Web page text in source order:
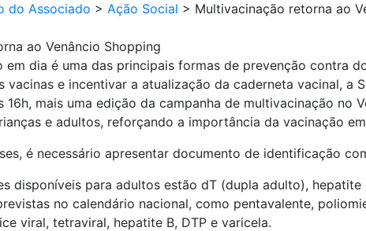
do Associado > Ação Social > Multivacinação retorna ao
ao Venâncio Shopping
em dia é uma das principais formas de prevenção contra
vacinas e incentivar a atualização da caderneta vacinal, a
16h, mais uma edição da campanha de multivacinação no
e adultos, reforçando a importância da vacinação
é necessário apresentar documento de identificação
disponíveis para adultos estão dT (dupla adulto),
no calendário nacional, como pentavalente,
viral, tetraviral, hepatite B, DTP e varicela.